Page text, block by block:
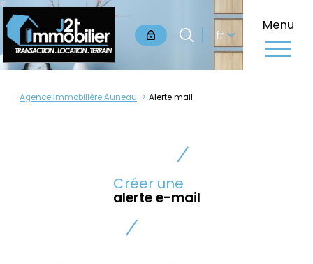
Menu
Langue
fr
Accueil
Langue
fr
Agence immobilière Auneau Alerte mail
Créer une
alerte e-mail